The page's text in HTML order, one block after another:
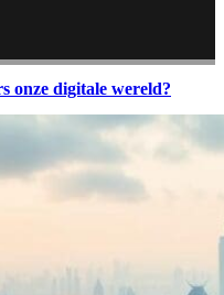
onze digitale wereld?